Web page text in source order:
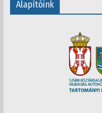
Alapítóink